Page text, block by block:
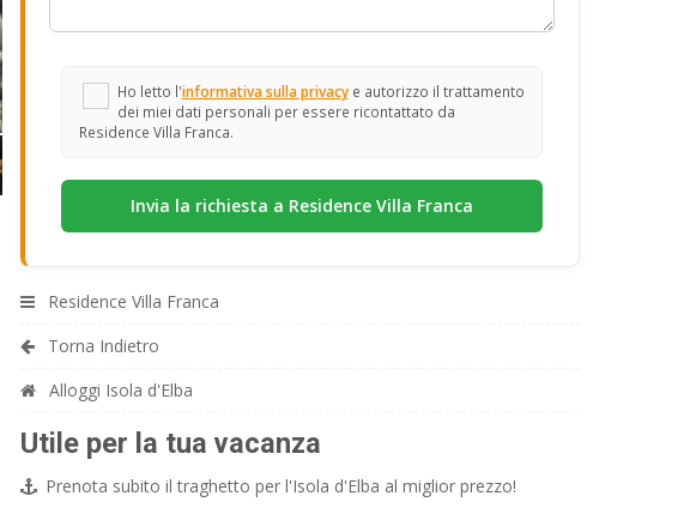
Ho letto l'informativa sulla privacye autorizzo il trattamento
dei miei dati personali per essere ricontattato da
Residence Villa Franca.
Residence Villa Franca
Torna Indietro
Alloggi Isola d'Elba
Utile per la tua vacanza
Prenota subito il traghetto per l'Isola d'Elba al miglior prezzo!